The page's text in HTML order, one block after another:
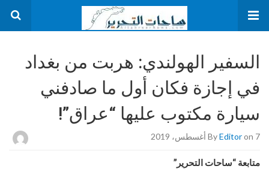
السفير الهولندي: هربت من بغداد
في إجازة فكان أول ما صادفني
سيارة مكتوب عليها “عراق”!
ByEditoron 7 أغسطس، 2019
متابعة “ساحات التحرير”